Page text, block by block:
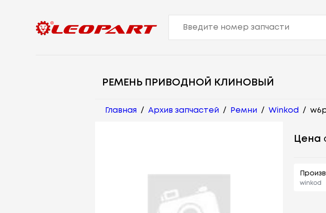
РЕМЕНЬ ПРИВОДНОЙ КЛИНОВЫЙ
Главная / Архив запчастей / Ремни / Winkod /
Цена
winkod